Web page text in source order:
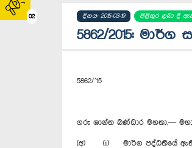
02 දිනය: 2015-03-19 පිළිතුර ලබා දී
5862/2015:
5862/’15
ගරු ශාන්ත බණ්ඩාර මහතා,—
(අ) (i) මාර්ග පද්ධතියේ ඇති